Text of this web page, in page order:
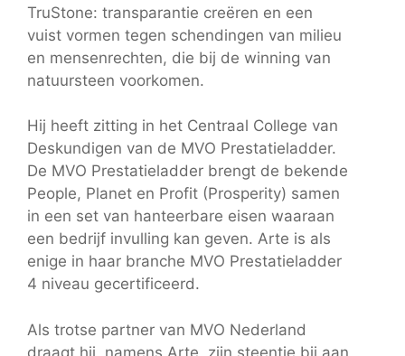
TruStone: transparantie creëren en een
vuist vormen tegen schendingen van milieu
en mensenrechten, die bij de winning van
natuursteen voorkomen.
Hij heeft zitting in het Centraal College van
Deskundigen van de MVO Prestatieladder.
De MVO Prestatieladder brengt de bekende
People, Planet en Profit (Prosperity) samen
in een set van hanteerbare eisen waaraan
een bedrijf invulling kan geven. Arte is als
enige in haar branche MVO Prestatieladder
4 niveau gecertificeerd.
Als trotse partner van MVO Nederland
draagt hij, namens Arte, zijn steentje bij aan